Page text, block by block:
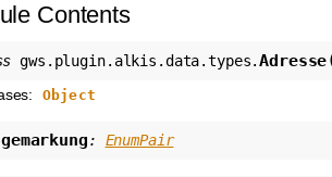
Contents
gws.plugin.alkis.data.types.Adresse
Object
gemarkung: EnumPair